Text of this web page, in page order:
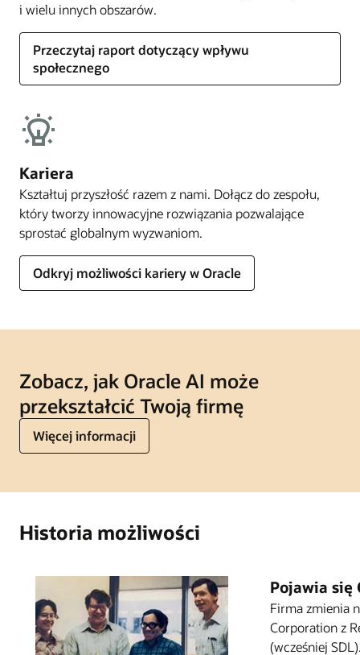
i wielu innych obszarów.
Przeczytaj raport dotyczący wpływu
społecznego
Kariera
Kształtuj przyszłość razem z nami. Dołącz do zespołu,
który tworzy innowacyjne rozwiązania pozwalające
sprostać globalnym wyzwaniom.
Odkryj możliwości kariery w Oracle
Zobacz, jak Oracle AI może
przekształcić Twoją firmę
Więcej informacji
Historia możliwości
Pojawia się
Firma zmienia
Corporation z
(wcześniej